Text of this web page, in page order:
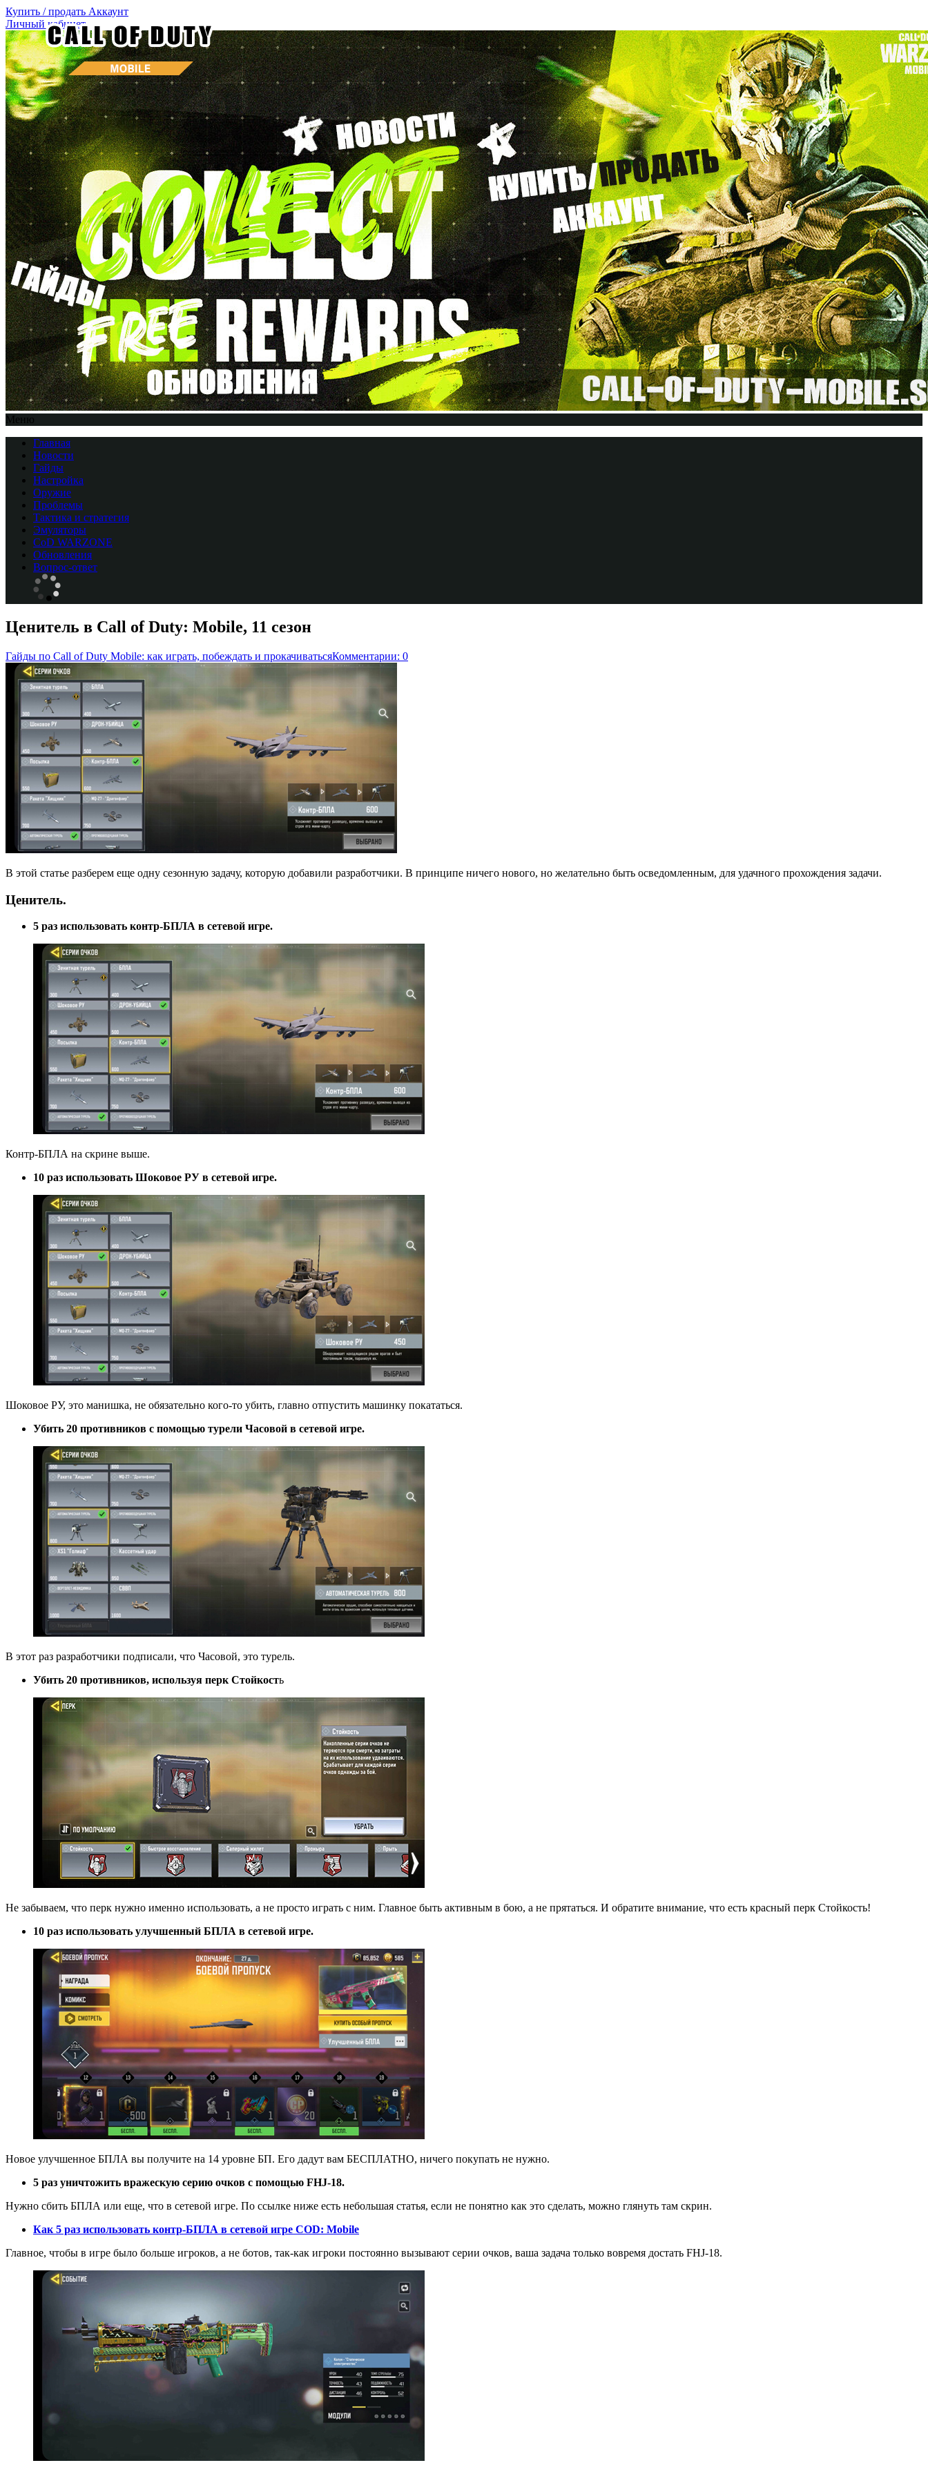
Купить / продать Аккаунт
Личный кабинет
Меню
Главная
Новости
Гайды
Настройка
Оружие
Проблемы
Тактика и стратегия
Эмуляторы
CоD WARZONE
Обновления
Вопрос-ответ
Ценитель в Call of Duty: Mobile, 11 сезон
Гайды по Call of Duty Mobile: как играть, побеждать и прокачиватьсяКомментарии: 0
В этой статье разберем еще одну сезонную задачу, которую добавили разработчики. В принципе ничего нового, но желательно быть осведомленным, для удачного прохождения задачи.
Ценитель.
5 раз использовать контр-БПЛА в сетевой игре.
Контр-БПЛА на скрине выше.
10 раз использовать Шоковое РУ в сетевой игре.
Шоковое РУ, это манишка, не обязательно кого-то убить, главно отпустить машинку покататься.
Убить 20 противников с помощью турели Часовой в сетевой игре.
В этот раз разработчики подписали, что Часовой, это турель.
Убить 20 противников, используя перк Стойкость
Не забываем, что перк нужно именно использовать, а не просто играть с ним. Главное быть активным в бою, а не прятаться. И обратите внимание, что есть красный перк Стойкость!
10 раз использовать улучшенный БПЛА в сетевой игре.
Новое улучшенное БПЛА вы получите на 14 уровне БП. Его дадут вам БЕСПЛАТНО, ничего покупать не нужно.
5 раз уничтожить вражескую серию очков с помощью FHJ-18.
Нужно сбить БПЛА или еще, что в сетевой игре. По ссылке ниже есть небольшая статья, если не понятно как это сделать, можно глянуть там скрин.
Как 5 раз использовать контр-БПЛА в сетевой игре COD: Mobile
Главное, чтобы в игре было больше игроков, а не ботов, так-как игроки постоянно вызывают серии очков, ваша задача только вовремя достать FHJ-18.